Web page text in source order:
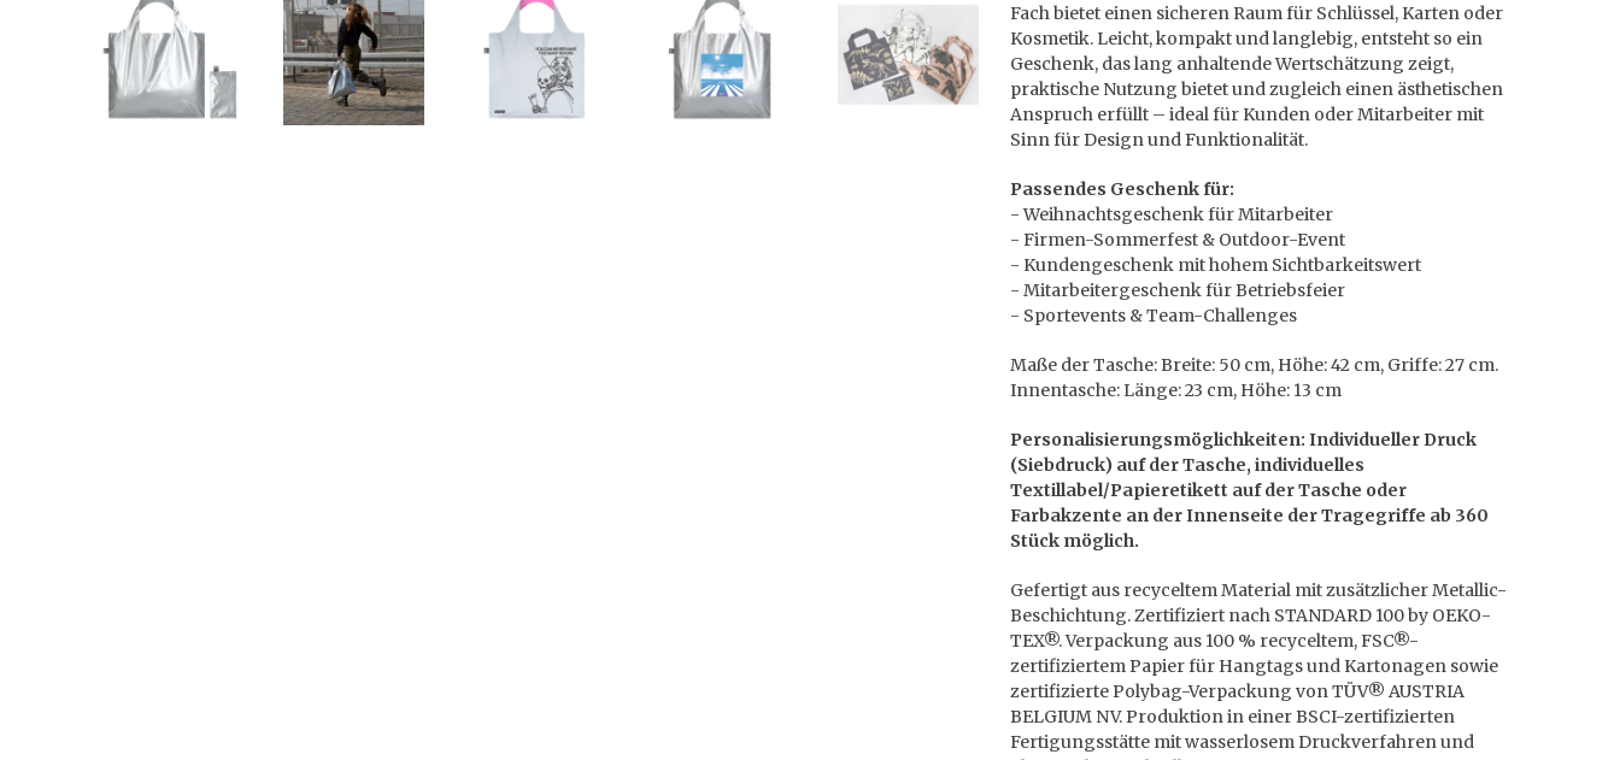
Fach bietet einen sicheren Raum für Schlüssel, Karten oder
Kosmetik. Leicht, kompakt und langlebig, entsteht so ein
Geschenk, das lang anhaltende Wertschätzung zeigt,
praktische Nutzung bietet und zugleich einen ästhetischen
Anspruch erfüllt – ideal für Kunden oder Mitarbeiter mit
Sinn für Design und Funktionalität.
Passendes Geschenk für:
- Weihnachtsgeschenk für Mitarbeiter
- Firmen-Sommerfest & Outdoor-Event
- Kundengeschenk mit hohem Sichtbarkeitswert
- Mitarbeitergeschenk für Betriebsfeier
- Sportevents & Team-Challenges
Maße der Tasche: Breite: 50 cm, Höhe: 42 cm, Griffe: 27 cm.
Innentasche: Länge: 23 cm, Höhe: 13 cm
Personalisierungsmöglichkeiten: Individueller Druck
(Siebdruck) auf der Tasche, individuelles
Textillabel/Papieretikett auf der Tasche oder
Farbakzente an der Innenseite der Tragegriffe ab 360
Stück möglich.
Gefertigt aus recyceltem Material mit zusätzlicher Metallic-
Beschichtung. Zertifiziert nach STANDARD 100 by OEKO-
TEX®. Verpackung aus 100 % recyceltem, FSC®-
zertifiziertem Papier für Hangtags und Kartonagen sowie
zertifizierte Polybag-Verpackung von TÜV® AUSTRIA
BELGIUM NV. Produktion in einer BSCI-zertifizierten
Fertigungsstätte mit wasserlosem Druckverfahren und